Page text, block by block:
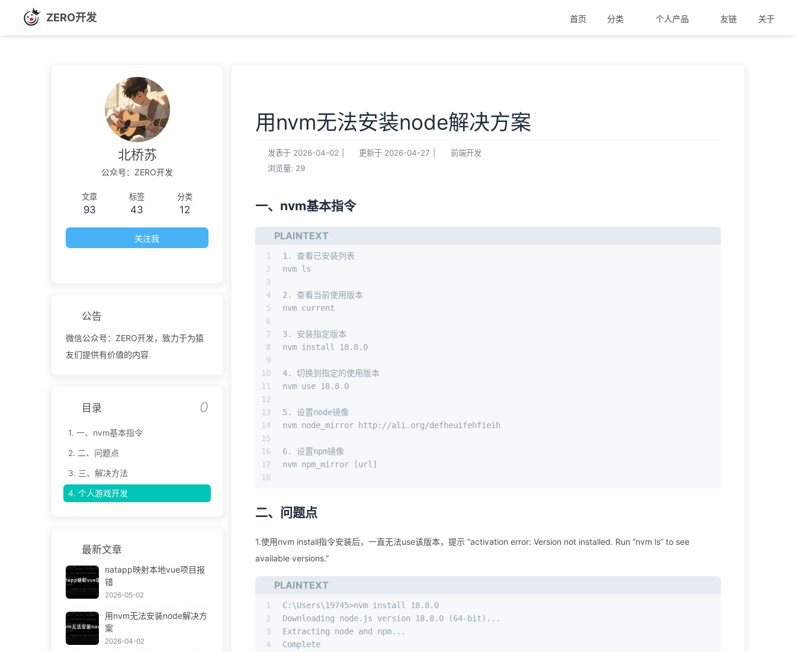
ZERO开发 首页 分类 个人产品 友链 关于
用nvm无法安装node解决方案
发表于 2026-04-02 更新于 2026-04-27
前端开发
浏览量: 29
一、nvm基本指令
PLAINTEXT
1
2
3
4
5
6
7
8
9
10
11
12
13
14
15
16
17
18
1. 查看已安装列表
nvm ls
2. 查看当前使用版本
nvm current
3. 安装指定版本
nvm install 18.8.0
4. 切换到指定的使用版本
nvm use 18.8.0
5. 设置node镜像
nvm node_mirror http://ali.org/defheuifehfieih
6. 设置npm镜像
nvm npm_mirror [url]
二、问题点
1.使用nvm install指令安装后，一直无法use该版本，提示 “activation error: Version not installed. Run “nvm ls” to see
available versions.”
PLAINTEXT
1
2
3
4
C:\Users\19745>nvm install 18.8.0
Downloading node.js version 18.8.0 (64-bit)...
Extracting node and npm...
Complete
北桥苏
公众号：ZERO开发
文章
93
标签
43
分类
12
关注我
公告
微信公众号：ZERO开发，致力于为猿
友们提供有价值的内容
目录 0
1. 一、nvm基本指令
2. 二、问题点
3. 三、解决方法
4. 个人游戏开发
最新文章
natapp映射本地vue项目报
错
2026-05-02
用nvm无法安装node解决方
案
2026-04-02